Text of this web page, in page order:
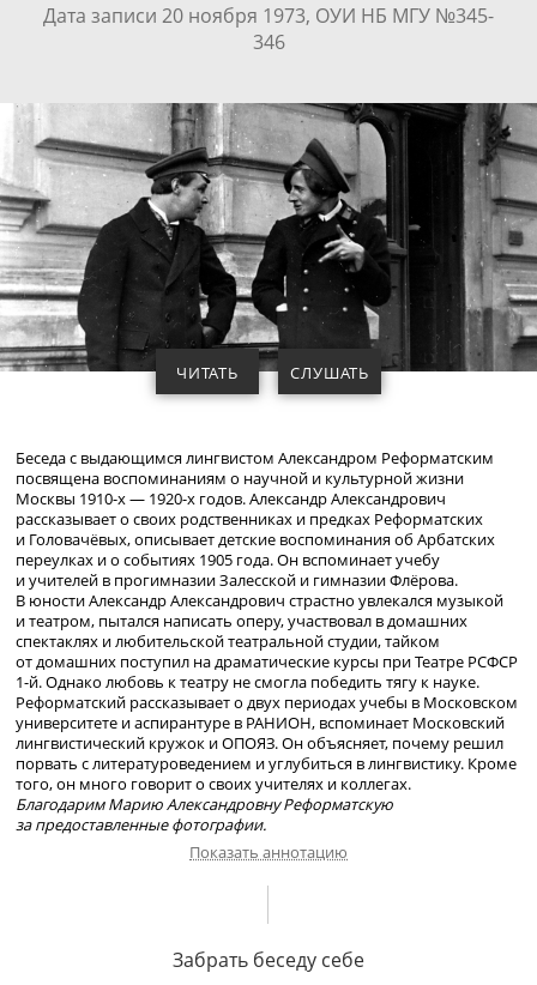
Дата записи 20 ноября 1973, ОУИ НБ МГУ №345-
346
ЧИТАТЬ СЛУШАТЬ
Беседа с выдающимся лингвистом Александром Реформатским
посвящена воспоминаниям о научной и культурной жизни
Москвы 1910-х— 1920-хгодов. Александр Александрович
рассказывает о своих родственниках и предках Реформатских
и Головачёвых, описывает детские воспоминания об Арбатских
переулках и о событиях 1905 года. Он вспоминает учебу
и учителей в прогимназии Залесской и гимназии Флёрова.
В юности Александр Александрович страстно увлекался музыкой
и театром, пытался написать оперу, участвовал в домашних
спектаклях и любительской театральной студии, тайком
от домашних поступил на драматические курсы при Театре РСФСР
1-й. Однако любовь к театру не смогла победить тягу к науке.
Реформатский рассказывает о двух периодах учебы в Московском
университете и аспирантуре в РАНИОН, вспоминает Московский
лингвистический кружок и ОПОЯЗ. Он объясняет, почему решил
порвать с литературоведением и углубиться в лингвистику. Кроме
того, он много говорит о своих учителях и коллегах.
Благодарим Марию Александровну Реформатскую
за предоставленные фотографии.
О преподавательской деятельности А. Н. Реформатского.
Переписка А. Н. Реформатского и А. Белого. О своей матери
Показать аннотацию
Забрать беседу себе